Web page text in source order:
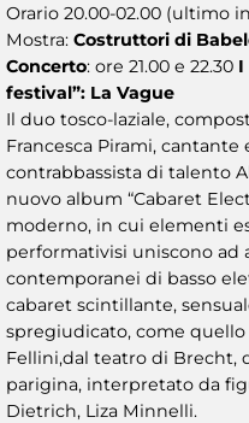
Orario 20.00-02.00 (ultimo
Mostra: Costruttori di
Concerto: ore 21.00 e 22.30 I
festival”: La Vague
Il duo tosco-laziale,
Francesca Pirami, cantante
contrabbassista di talento
nuovo album “Cabaret
moderno, in cui elementi
performativisi uniscono ad
contemporanei di basso
cabaret scintillante,
spregiudicato, come
Fellini,dal teatro di Brecht,
parigina, interpretato da
Dietrich, Liza Minnelli.